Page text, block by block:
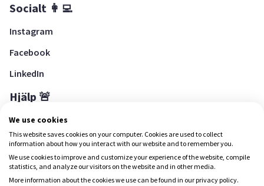
Socialt 👩‍💻
Instagram
Facebook
LinkedIn
Hjälp 🚨
Hjälpcenter
Ladda ned Yepstr
We use cookies
This website saves cookies on your computer. Cookies are used to collect
information about how you interact with our website and to remember you.
We use cookies to improve and customize your experience of the website, compile
statistics, and analyze our visitors on the website and in other media.
More information about the cookies we use can be found in our privacy policy.